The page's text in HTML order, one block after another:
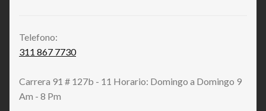
Telefono:
311 867 7730
Carrera 91 # 127b - 11 Horario: Domingo a Domingo 9
Am - 8 Pm